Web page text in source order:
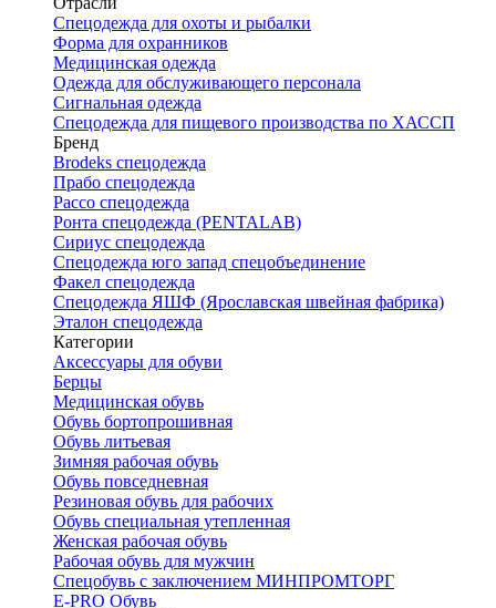
Спецодежда для охоты и рыбалки
Форма для охранников
Медицинская одежда
Одежда для обслуживающего персонала
Сигнальная одежда
Спецодежда для пищевого производства по ХАССП
Бренд
Brodeks спецодежда
Прабо спецодежда
Рассо спецодежда
Ронта спецодежда (PENTALAB)
Сириус спецодежда
Спецодежда юго запад спецобъединение
Факел спецодежда
Спецодежда ЯШФ (Ярославская швейная фабрика)
Эталон спецодежда
Категории
Аксессуары для обуви
Берцы
Медицинская обувь
Обувь бортопрошивная
Обувь литьевая
Зимняя рабочая обувь
Обувь повседневная
Резиновая обувь для рабочих
Обувь специальная утепленная
Женская рабочая обувь
Рабочая обувь для мужчин
Спецобувь с заключением МИНПРОМТОРГ
E-PRO Обувь